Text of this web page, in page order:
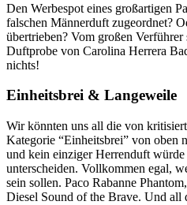
Den Werbespot eines großartigen
falschen Männerduft zugeordnet?
übertrieben? Vom großen
Duftprobe von Carolina Herrera
nichts!
Einheitsbrei & Langeweile
Wir könnten uns all die von
Kategorie “Einheitsbrei” von oben
und kein einziger Herrenduft würde
unterscheiden. Vollkommen egal,
sein sollen. Paco Rabanne
Diesel Sound of the Brave. Und all